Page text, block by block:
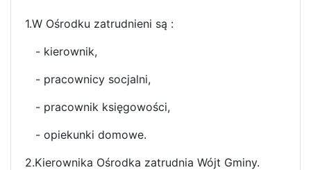
1.W Ośrodku zatrudnieni są :
- kierownik,
- pracownicy socjalni,
- pracownik księgowości,
- opiekunki domowe.
2.Kierownika Ośrodka zatrudnia Wójt Gminy.